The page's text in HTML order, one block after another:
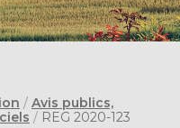
/ Avis publics,
/ REG 2020-123